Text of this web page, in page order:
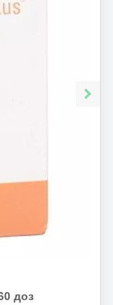
доз